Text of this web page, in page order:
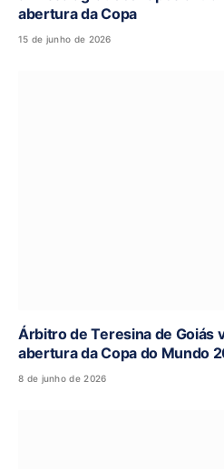
abertura da Copa
15 de junho de 2026
Árbitro de Teresina de Goiás
abertura da Copa do Mundo
8 de junho de 2026